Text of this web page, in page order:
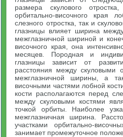
размера скулового
орбитально-височного края
слезного отростка, так и
глазницы влияет ширина
межглазничной шириной и
височного края, она
месяцев. Породная и
глазницы зависит от
расстояния между скуловыми
межглазничной ширины, а
височными частями лобной
кости располагаются перед
между скуловыми костями
точкой орбиты. Наиболее
межглазничная ширина.
участками орбитально-
занимает промежуточное